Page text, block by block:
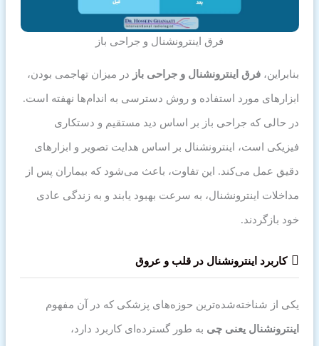
فرق اینترونشنال و جراحی باز
بنابراین،فرق اینترونشنال و جراحی باز در میزان تهاجمی بودن،
ابزارهای مورد استفاده و روش دسترسی به اندام‌ها نهفته است.
در حالی که جراحی باز بر اساس دید مستقیم و دستکاری
فیزیکی است، اینترونشنال بر اساس هدایت تصویر و ابزارهای
دقیق عمل می‌کند. این تفاوت، باعث می‌شود که بیماران پس از
مداخلات اینترونشنال، به سرعت بهبود یابند و به زندگی عادی
خود بازگردند.
کاربرد اینترونشنال در قلب و عروق
یکی از شناخته‌شده‌ترین حوزه‌های پزشکی که در آن مفهوم
اینترونشنال یعنی چی به طور گسترده‌ای کاربرد دارد،